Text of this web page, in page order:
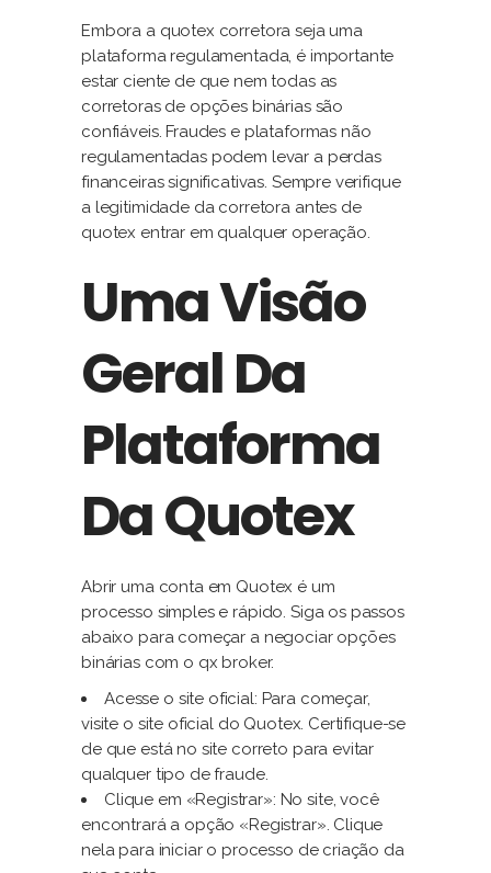
Embora a quotex corretora seja uma
plataforma regulamentada, é importante
estar ciente de que nem todas as
corretoras de opções binárias são
confiáveis. Fraudes e plataformas não
regulamentadas podem levar a perdas
financeiras significativas. Sempre verifique
a legitimidade da corretora antes de
quotex entrar em qualquer operação.
Uma Visão
Geral Da
Plataforma
Da Quotex
Abrir uma conta em Quotex é um
processo simples e rápido. Siga os passos
abaixo para começar a negociar opções
binárias com o qx broker.
Acesse o site oficial: Para começar,
visite o site oficial do Quotex. Certifique-se
de que está no site correto para evitar
qualquer tipo de fraude.
Clique em «Registrar»: No site, você
encontrará a opção «Registrar». Clique
nela para iniciar o processo de criação da